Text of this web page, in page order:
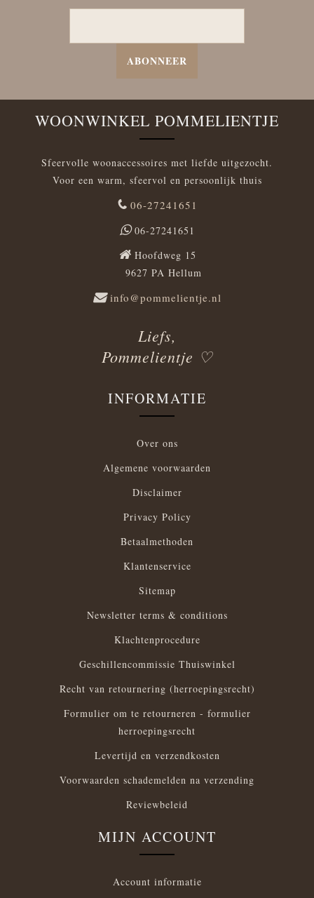
ABONNEER
WOONWINKEL POMMELIENTJE
Sfeervolle woonaccessoires met liefde uitgezocht.
Voor een warm, sfeervol en persoonlijk thuis
06-27241651
06-27241651
Hoofdweg 15
9627 PA Hellum
info@pommelientje.nl
Liefs,
Pommelientje ♡
INFORMATIE
Over ons
Algemene voorwaarden
Disclaimer
Privacy Policy
Betaalmethoden
Klantenservice
Sitemap
Newsletter terms & conditions
Klachtenprocedure
Geschillencommissie Thuiswinkel
Recht van retournering (herroepingsrecht)
Formulier om te retourneren - formulier
herroepingsrecht
Levertijd en verzendkosten
Voorwaarden schademelden na verzending
Reviewbeleid
MIJN ACCOUNT
Account informatie